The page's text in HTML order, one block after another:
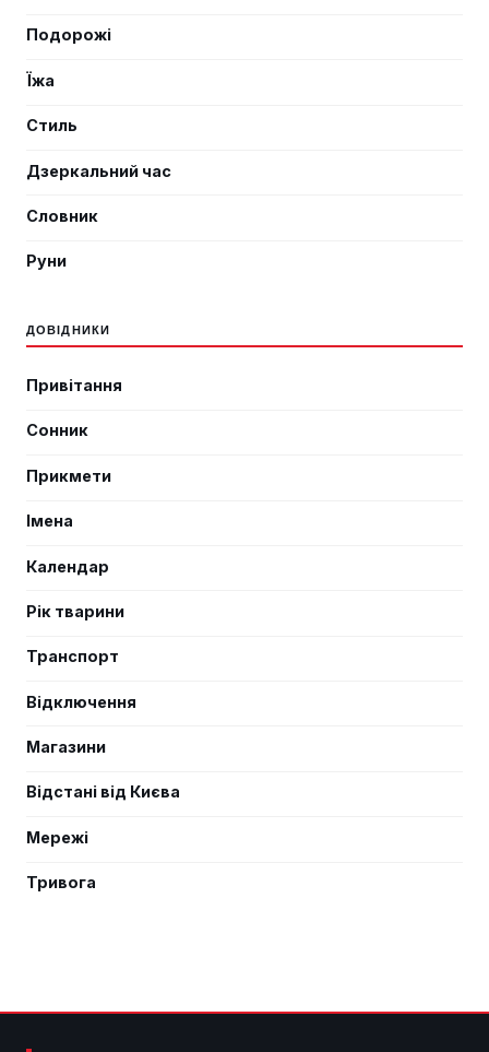
Подорожі
Їжа
Стиль
Дзеркальний час
Словник
Руни
ДОВІДНИКИ
Привітання
Сонник
Прикмети
Імена
Календар
Рік тварини
Транспорт
Відключення
Магазини
Відстані від Києва
Мережі
Тривога